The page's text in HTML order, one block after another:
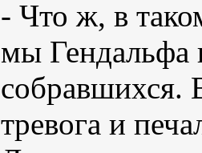
- Что ж, в
мы Гендальфа
собравшихся.
тревога и